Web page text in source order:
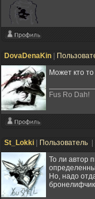
DovaDenaKin
Может кто то
Fus Ro Dah!
St_Lokki Пользователь
То ли автор
Но, надо